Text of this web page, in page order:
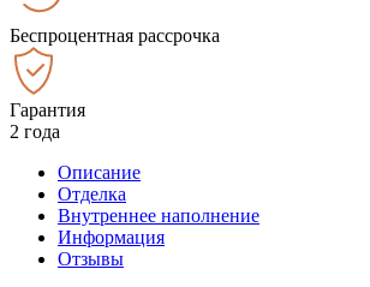
Беспроцентная рассрочка
Гарантия
2 года
Описание
Отделка
Внутреннее наполнение
Информация
Отзывы